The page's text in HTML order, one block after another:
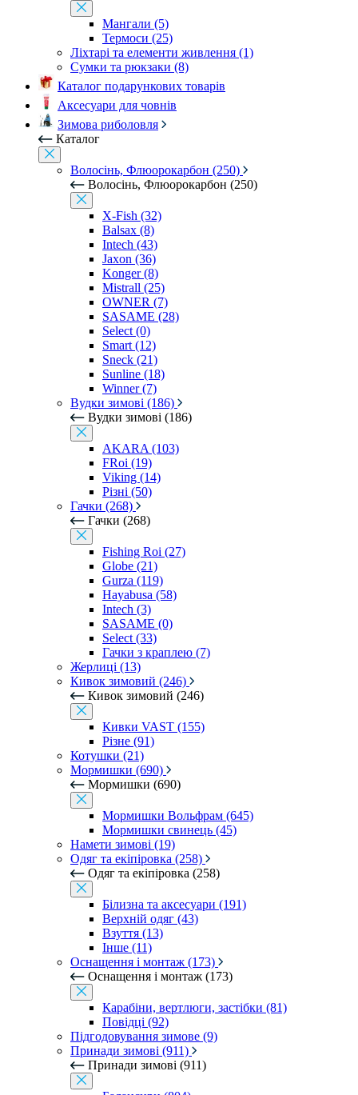
Мангали (5)
Термоси (25)
Ліхтарі та елементи живлення (1)
Сумки та рюкзаки (8)
Каталог подарункових товарів
Аксесуари для човнів
Зимова риболовля
Каталог
Волосінь, Флюорокарбон (250)
Волосінь, Флюорокарбон (250)
X-Fish (32)
Balsax (8)
Intech (43)
Jaxon (36)
Konger (8)
Mistrall (25)
OWNER (7)
SASAME (28)
Select (0)
Smart (12)
Sneck (21)
Sunline (18)
Winner (7)
Вудки зимові (186)
Вудки зимові (186)
AKARA (103)
FRoi (19)
Viking (14)
Різні (50)
Гачки (268)
Гачки (268)
Fishing Roi (27)
Globe (21)
Gurza (119)
Hayabusa (58)
Intech (3)
SASAME (0)
Select (33)
Гачки з краплею (7)
Жерлиці (13)
Кивок зимовий (246)
Кивок зимовий (246)
Кивки VAST (155)
Різне (91)
Котушки (21)
Мормишки (690)
Мормишки (690)
Мормишки Вольфрам (645)
Мормишки свинець (45)
Намети зимові (19)
Одяг та екіпіровка (258)
Одяг та екіпіровка (258)
Білизна та аксесуари (191)
Верхній одяг (43)
Взуття (13)
Інше (11)
Оснащення і монтаж (173)
Оснащення і монтаж (173)
Карабіни, вертлюги, застібки (81)
Повідці (92)
Підгодовування зимове (9)
Принади зимові (911)
Принади зимові (911)